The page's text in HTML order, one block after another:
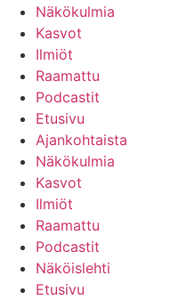
Näkökulmia
Kasvot
Ilmiöt
Raamattu
Podcastit
Etusivu
Ajankohtaista
Näkökulmia
Kasvot
Ilmiöt
Raamattu
Podcastit
Näköislehti
Etusivu